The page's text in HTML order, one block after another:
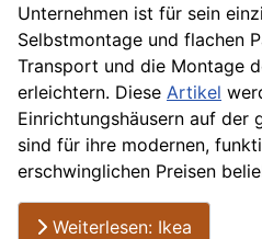
Unternehmen ist für sein
Selbstmontage und flachen
Transport und die Montage
erleichtern. Diese Artikel
Einrichtungshäusern auf der
sind für ihre modernen,
erschwinglichen Preisen
Weiterlesen: Ikea